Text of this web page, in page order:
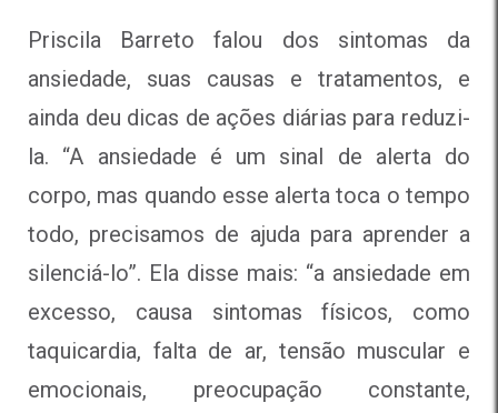
Priscila Barreto falou dos sintomas da
ansiedade, suas causas e tratamentos, e
ainda deu dicas de ações diárias para reduzi-
la. “A ansiedade é um sinal de alerta do
corpo, mas quando esse alerta toca o tempo
todo, precisamos de ajuda para aprender a
silenciá-lo”. Ela disse mais: “a ansiedade em
excesso, causa sintomas físicos, como
taquicardia, falta de ar, tensão muscular e
emocionais, preocupação constante,